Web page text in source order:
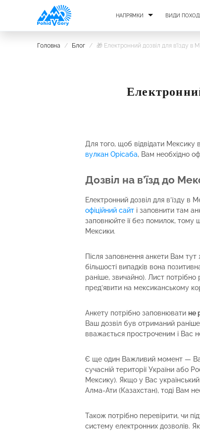
НАПРЯМКИ ВИДИ
Головна / Блог / 🎁 Електронний дозвіл для в’їзду в
Для того, щоб відвідати Мексику
вулкан Орісаба, Вам необхідно
Дозвіл на в’їзд до
Електронний дозвіл для в’їзду
офіційний сайт і заповнити там
заповнюйте її без помилок, тому
Мексики.
Після заповнення анкети Вам
більшості випадків вона
раніше, звичайно). Лист
пред’явити на мексиканському
Анкету потрібно заповнювати не
Ваш дозвіл був отриманий
вважається простроченим і Вас
Є ще один Важливий момент —
сучасній території України або
Мексику). Якщо у Вас
Алма-Ати (Казахстан), тоді Вам
Також потрібно перевірити, чи
систему електронних дозволів.